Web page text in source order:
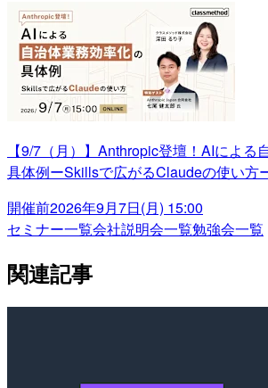
【9/7（月）】Anthropic登壇！AIによる
具体例ーSkillsで広がるClaudeの使い方
開催前2026年9月7日(月) 15:00
セミナー一覧会社説明会一覧勉強会一覧
関連記事